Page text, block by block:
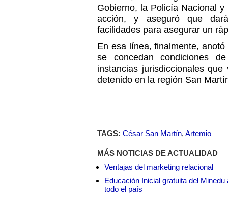
Gobierno, la Policía Nacional
acción, y aseguró que
facilidades para asegurar un
En esa línea, finalmente,
se concedan condiciones
instancias jurisdiccionales
detenido en la región San
TAGS: César San Martín, Artemio
MÁS NOTICIAS DE ACTUALIDAD
Ventajas del marketing relacional
Educación Inicial gratuita del
todo el país